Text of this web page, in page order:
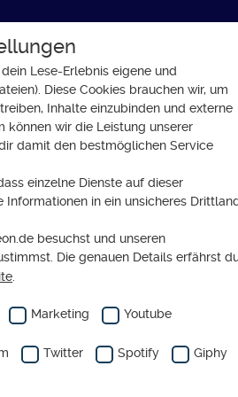
SOZIALES
Segnung
Paare
Lese-Erlebnis eigene und
Diese Cookies brauchen wir, um
Inhalte einzubinden und externe
können wir die Leistung unserer
damit den bestmöglichen Service
einzelne Dienste auf dieser
Informationen in ein unsicheres
besuchst und unseren
Die genauen Details erfährst
Marketing Youtube
Twitter Spotify Giphy